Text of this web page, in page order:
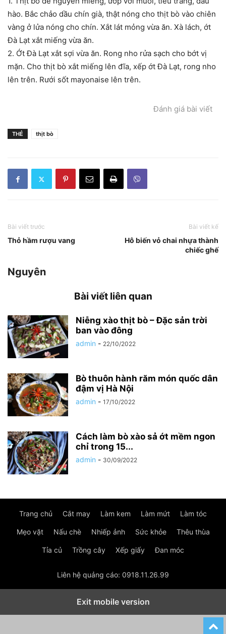
hào. Bắc chảo dầu chín già, thật nóng cho thịt bò vào chiên
vàng ở lửa nóng cho chín. Xắt lát mỏng vừa ăn. Xà lách, ớt
Đà Lạt xắt miếng vừa ăn.
2. Ớt Đà Lạt xắt sợi vừa ăn. Rong nho rửa sạch cho bớt vị
mặn. Cho thịt bò xắt miếng lên đĩa, xếp ớt Đà Lạt, rong nho
lên trên. Rưới sốt mayonaise lên trên.
Đánh giá bài viết
THẺ thịt bò
Bài viết trước
Thỏ hầm rượu vang
Bài viết kế
Hô biến vỏ chai nhựa thành
chiếc ghế
Nguyên
Bài viết liên quan
Niễng xào thịt bò – Đặc sản trời
ban vào đông
admin - 22/10/2022
Bò thuôn hành răm món quốc dân
đậm vị Hà Nội
admin - 17/10/2022
Cách làm bò xào sả ớt mềm ngon
chỉ trong 15...
admin - 30/09/2022
Trang chủ Cắt may Làm kem Làm mứt Làm tóc
Mẹo vặt Nấu chè Nhiếp ảnh Sức khỏe Thêu thùa
Tỉa củ Trồng cây Xếp giấy Đan móc
Liên hệ quảng cáo: 0918.11.26.99
Exit mobile version